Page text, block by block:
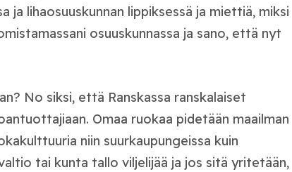
ja lihaosuuskunnan lippiksessä ja miettiä, miksi
osuuskunnassa ja sano, että nyt
No siksi, että Ranskassa ranskalaiset
Omaa ruokaa pidetään maailman
niin suurkaupungeissa kuin
tai kunta tallo viljelijää ja jos sitä yritetään,